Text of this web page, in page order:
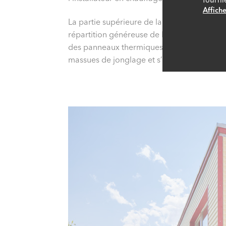
La partie supérieure de la roulotte a été
répartition généreuse de l’espace. La
des panneaux thermiques d’une
massues de jonglage et s’éclipse.